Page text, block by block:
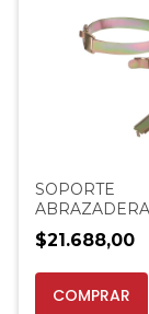
SOPORTE
MATAFUEGO
$21.688,00
COMPRAR